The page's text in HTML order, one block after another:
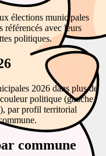
élections municipales
référencés avec leurs
politiques.
2026 dans plus de
politique (gauche,
par profil territorial
commune